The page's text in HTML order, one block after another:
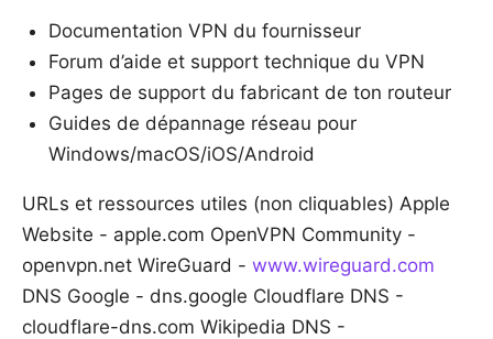
Documentation VPN du fournisseur
Forum d’aide et support technique du VPN
Pages de support du fabricant de ton routeur
Guides de dépannage réseau pour
Windows/macOS/iOS/Android
URLs et ressources utiles (non cliquables) Apple
Website - apple.com OpenVPN Community -
openvpn.net WireGuard - www.wireguard.com
DNS Google - dns.google Cloudflare DNS -
cloudflare-dns.com Wikipedia DNS -